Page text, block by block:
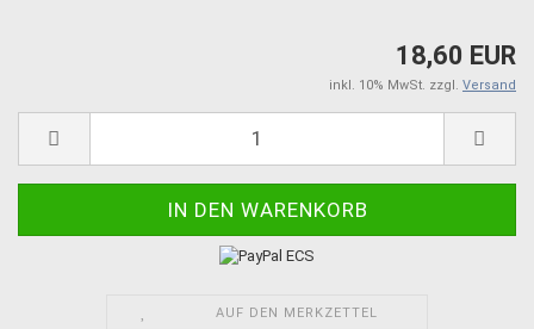
18,60 EUR
inkl. 10% MwSt. zzgl. Versand
AUF DEN MERKZETTEL